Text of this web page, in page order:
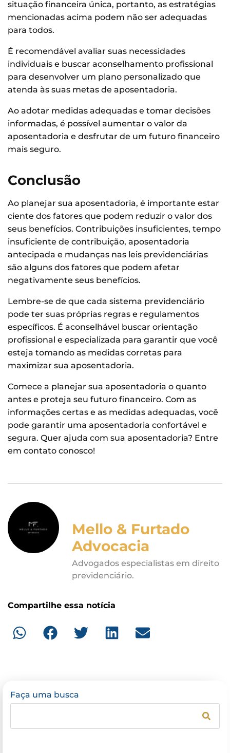
situação financeira única, portanto, as estratégias
mencionadas acima podem não ser adequadas
para todos.
É recomendável avaliar suas necessidades
individuais e buscar aconselhamento profissional
para desenvolver um plano personalizado que
atenda às suas metas de aposentadoria.
Ao adotar medidas adequadas e tomar decisões
informadas, é possível aumentar o valor da
aposentadoria e desfrutar de um futuro financeiro
mais seguro.
Conclusão
Ao planejar sua aposentadoria, é importante estar
ciente dos fatores que podem reduzir o valor dos
seus benefícios. Contribuições insuficientes, tempo
insuficiente de contribuição, aposentadoria
antecipada e mudanças nas leis previdenciárias
são alguns dos fatores que podem afetar
negativamente seus benefícios.
Lembre-se de que cada sistema previdenciário
pode ter suas próprias regras e regulamentos
específicos. É aconselhável buscar orientação
profissional e especializada para garantir que você
esteja tomando as medidas corretas para
maximizar sua aposentadoria.
Comece a planejar sua aposentadoria o quanto
antes e proteja seu futuro financeiro. Com as
informações certas e as medidas adequadas, você
pode garantir uma aposentadoria confortável e
segura. Quer ajuda com sua aposentadoria? Entre
em contato conosco!
Mello & Furtado
Advocacia
Advogados especialistas em direito
previdenciário.
Compartilhe essa notícia
Faça uma busca